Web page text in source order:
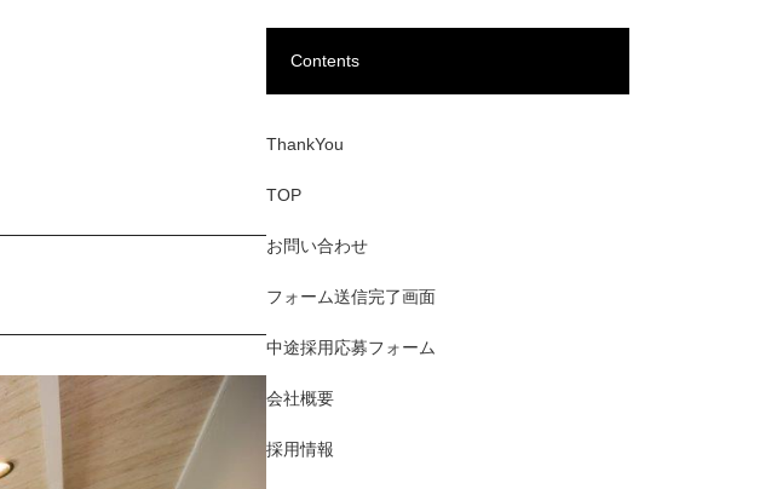
Contents
ThankYou
TOP
お問い合わせ
フォーム送信完了画面
中途採用応募フォーム
会社概要
採用情報